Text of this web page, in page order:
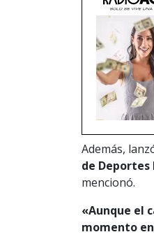
Además,
de Deportes
mencionó.
«Aunque el
momento